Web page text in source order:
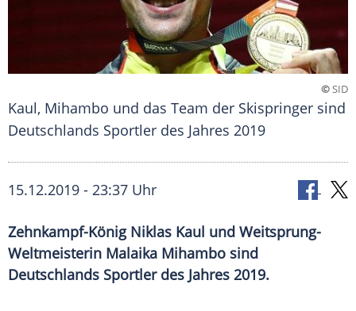
©SID
Kaul, Mihambo und das Team der Skispringer sind
Deutschlands Sportler des Jahres 2019
15.12.2019 - 23:37 Uhr
Zehnkampf-König Niklas Kaul und Weitsprung-
Weltmeisterin Malaika Mihambo sind
Deutschlands Sportler des Jahres 2019.